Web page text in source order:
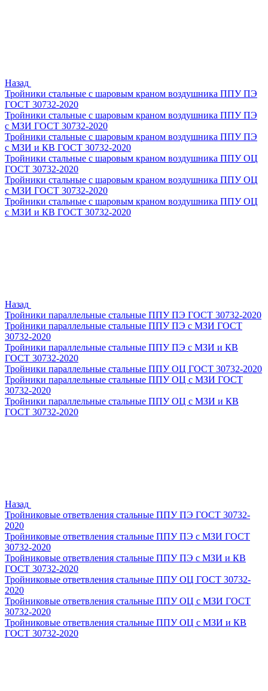
Назад
Тройники стальные с шаровым краном воздушника ППУ ПЭ
ГОСТ 30732-2020
Тройники стальные с шаровым краном воздушника ППУ ПЭ
с МЗИ ГОСТ 30732-2020
Тройники стальные с шаровым краном воздушника ППУ ПЭ
с МЗИ и КВ ГОСТ 30732-2020
Тройники стальные с шаровым краном воздушника ППУ ОЦ
ГОСТ 30732-2020
Тройники стальные с шаровым краном воздушника ППУ ОЦ
с МЗИ ГОСТ 30732-2020
Тройники стальные с шаровым краном воздушника ППУ ОЦ
с МЗИ и КВ ГОСТ 30732-2020
Назад
Тройники параллельные стальные ППУ ПЭ ГОСТ 30732-2020
Тройники параллельные стальные ППУ ПЭ с МЗИ ГОСТ
30732-2020
Тройники параллельные стальные ППУ ПЭ с МЗИ и КВ
ГОСТ 30732-2020
Тройники параллельные стальные ППУ ОЦ ГОСТ 30732-2020
Тройники параллельные стальные ППУ ОЦ с МЗИ ГОСТ
30732-2020
Тройники параллельные стальные ППУ ОЦ с МЗИ и КВ
ГОСТ 30732-2020
Назад
Тройниковые ответвления стальные ППУ ПЭ ГОСТ 30732-
2020
Тройниковые ответвления стальные ППУ ПЭ с МЗИ ГОСТ
30732-2020
Тройниковые ответвления стальные ППУ ПЭ с МЗИ и КВ
ГОСТ 30732-2020
Тройниковые ответвления стальные ППУ ОЦ ГОСТ 30732-
2020
Тройниковые ответвления стальные ППУ ОЦ с МЗИ ГОСТ
30732-2020
Тройниковые ответвления стальные ППУ ОЦ с МЗИ и КВ
ГОСТ 30732-2020